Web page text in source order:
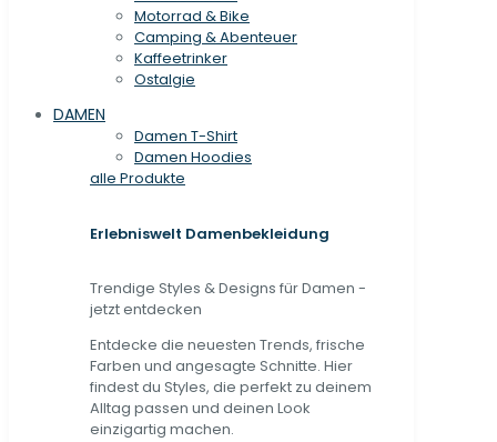
Motorrad & Bike
Camping & Abenteuer
Kaffeetrinker
Ostalgie
DAMEN
Damen T-Shirt
Damen Hoodies
alle Produkte
Erlebniswelt Damenbekleidung
Trendige Styles & Designs für Damen -
jetzt entdecken
Entdecke die neuesten Trends, frische
Farben und angesagte Schnitte. Hier
findest du Styles, die perfekt zu deinem
Alltag passen und deinen Look
einzigartig machen.